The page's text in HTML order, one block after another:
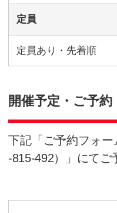
日常英会話
す！
是非、KEC
ださい。